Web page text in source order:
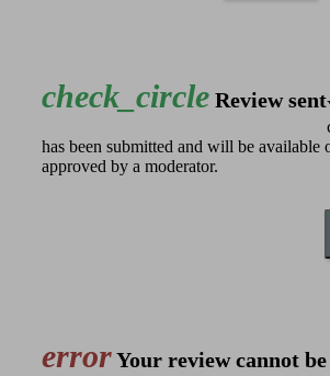
check_circle Review sent
has been submitted and will be available
approved by a moderator.
errorYour review cannot be